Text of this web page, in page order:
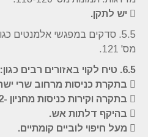
 יש לתקן.
5.5. סדקים במפגשי אלמנטים
מס' 121.
6.5. טיח לקוי באזורים רבים כגון:
 בתקרת כניסות מרחוב שרי ישראל.
 בתקרה וקירות כניסות מחניון -2-,1 למבנים.
 בהיקף דלתות אש.
 מעל חיפוי לוביים קומתיים.